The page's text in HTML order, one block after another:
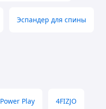
Эспандер для спины
Power Play 4FIZJO